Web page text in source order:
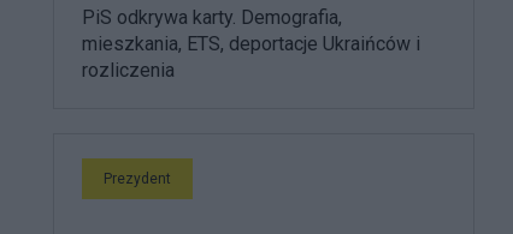
PiS odkrywa karty. Demografia,
mieszkania, ETS, deportacje Ukraińców i
rozliczenia
Prezydent